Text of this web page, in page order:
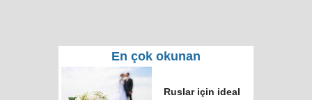
En çok okunan
"S-400'lerin bakımını
biz yapacağız,